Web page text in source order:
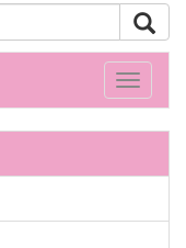
Toggle